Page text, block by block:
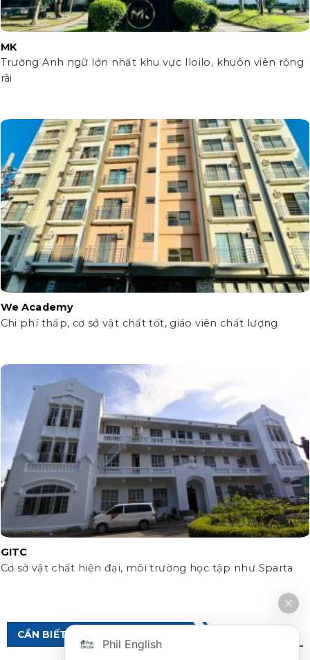
MK
Trường Anh ngữ lớn nhất khu vực Iloilo, khuôn viên rộng
rãi
We Academy
Chi phí thấp, cơ sở vật chất tốt, giáo viên chất lượng
GITC
Cơ sở vật chất hiện đại, môi trường học tập như Sparta
CẦN BIẾT VỀ DU HỌC PHILIPPINES
Phil English